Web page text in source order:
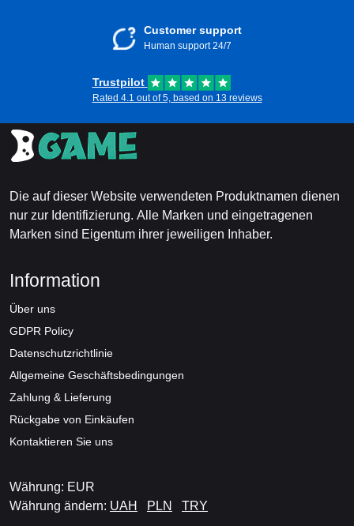
Customer support
Human support 24/7
Trustpilot
Rated 4.1 out of 5, based on 13 reviews
Die auf dieser Website verwendeten Produktnamen dienen
nur zur Identifizierung. Alle Marken und eingetragenen
Marken sind Eigentum ihrer jeweiligen Inhaber.
Information
Über uns
GDPR Policy
Datenschutzrichtlinie
Allgemeine Geschäftsbedingungen
Zahlung & Lieferung
Rückgabe von Einkäufen
Kontaktieren Sie uns
Währung: EUR
Währung ändern: UAH PLN TRY